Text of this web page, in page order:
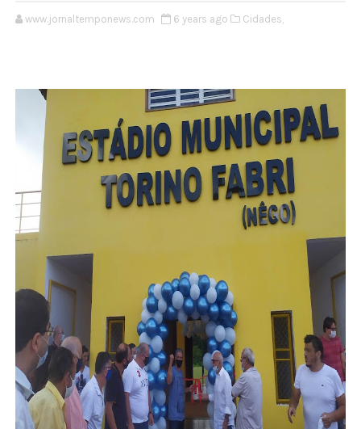
www.jornaltemponews.com 6 years ago Cidades,